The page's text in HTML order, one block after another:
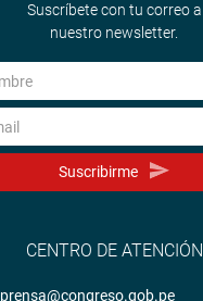
Suscríbete con tu correo a
nuestro newsletter.
Suscribirme
CENTRO DE ATENCIÓN
prensa@congreso.gob.pe